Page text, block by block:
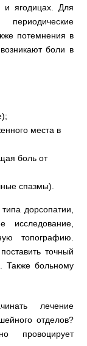
и ягодицах. Для
потемнения в
боли в
места в
боль от
спазмы).
дорсопатии,
исследование,
топографию.
точный
Также больному
лечение
отделов?
провоцирует